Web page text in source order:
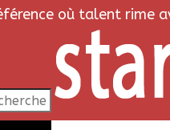
où talent rime